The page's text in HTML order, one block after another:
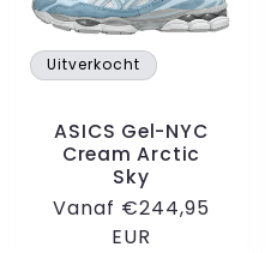
Uitverkocht
ASICS Gel-NYC
Cream Arctic
Sky
Normale
Vanaf €244,95
EUR